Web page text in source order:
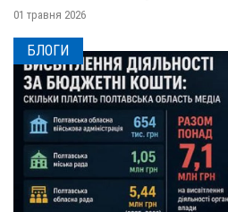
01 травня 2026
БЛОГИ